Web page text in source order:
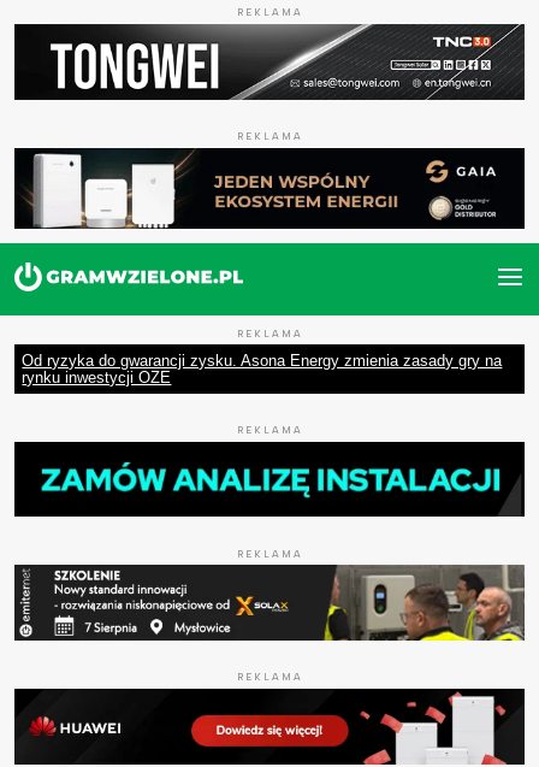
REKLAMA
REKLAMA
REKLAMA
Od ryzyka do gwarancji zysku. Asona Energy zmienia zasady gry na
rynku inwestycji OZE
REKLAMA
REKLAMA
REKLAMA